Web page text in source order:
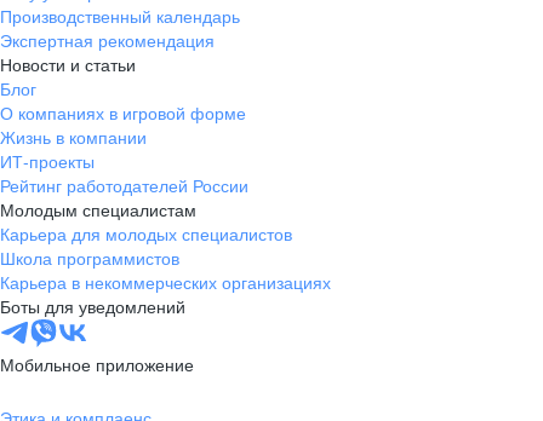
Производственный календарь
Экспертная рекомендация
Новости и статьи
Блог
О компаниях в игровой форме
Жизнь в компании
ИТ-проекты
Рейтинг работодателей России
Молодым специалистам
Карьера для молодых специалистов
Школа программистов
Карьера в некоммерческих организациях
Боты для уведомлений
Мобильное приложение